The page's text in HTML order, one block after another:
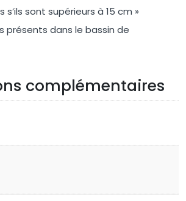
s’ils sont supérieurs à 15 cm »
présents dans le bassin de
complémentaires